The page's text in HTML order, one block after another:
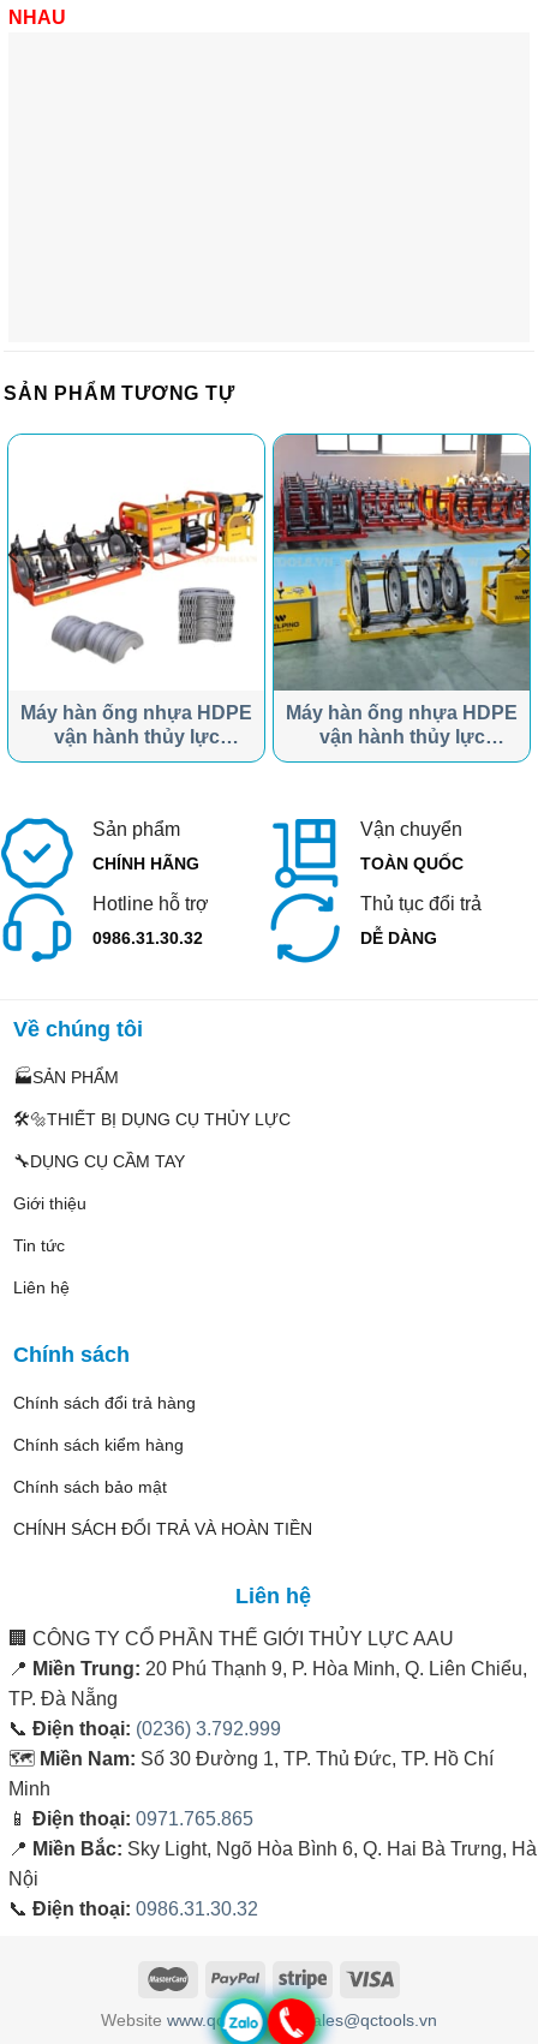
NHAU
SẢN PHẨM TƯƠNG TỰ
Máy hàn ống nhựa HDPE
vận hành thủy lực
WP355B
Máy hàn ống nhựa HDPE
vận hành thủy lực
WP1600A
Sản phẩm
CHÍNH HÃNG
Vận chuyển
TOÀN QUỐC
Hotline hỗ trợ
0986.31.30.32
Thủ tục đổi trả
DỄ DÀNG
Về chúng tôi
🏭SẢN PHẨM
🛠️🔩THIẾT BỊ DỤNG CỤ THỦY LỰC
🔧DỤNG CỤ CẦM TAY
Giới thiệu
Tin tức
Liên hệ
Chính sách
Chính sách đổi trả hàng
Chính sách kiểm hàng
Chính sách bảo mật
CHÍNH SÁCH ĐỔI TRẢ VÀ HOÀN TIỀN
Liên hệ
🏢 CÔNG TY CỔ PHẦN THẾ GIỚI THỦY LỰC AAU
📍 Miền Trung: 20 Phú Thạnh 9, P. Hòa Minh, Q. Liên Chiểu,
TP. Đà Nẵng
📞 Điện thoại: (0236) 3.792.999
🗺️ Miền Nam: Số 30 Đường 1, TP. Thủ Đức, TP. Hồ Chí
Minh
📱 Điện thoại: 0971.765.865
📍 Miền Bắc: Sky Light, Ngõ Hòa Bình 6, Q. Hai Bà Trưng, Hà
Nội
📞 Điện thoại: 0986.31.30.32
Website www.qctools.vn& sales@qctools.vn